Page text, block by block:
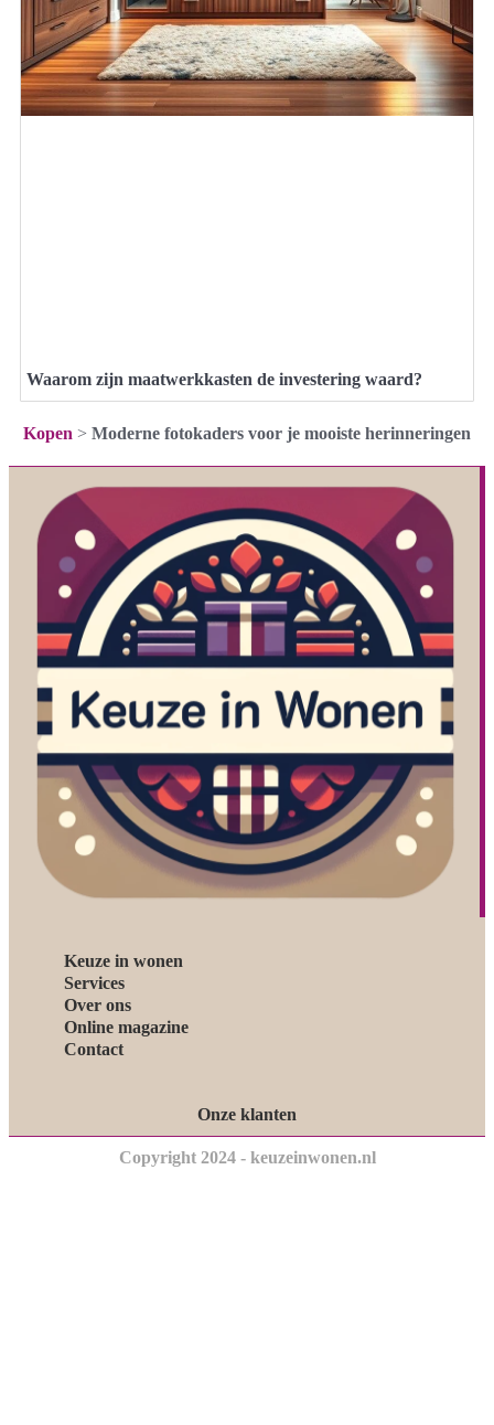
Waarom zijn maatwerkkasten de investering waard?
Kopen > Moderne fotokaders voor je mooiste herinneringen
Keuze in wonen
Services
Over ons
Online magazine
Contact
Onze klanten
Copyright 2024 - keuzeinwonen.nl